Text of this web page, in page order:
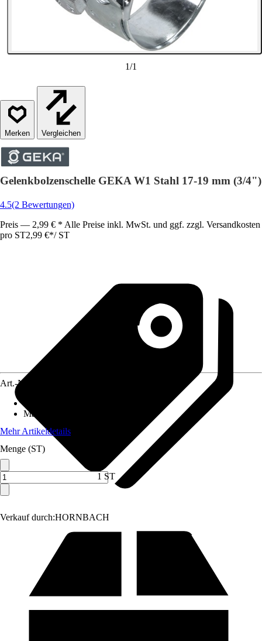
1/1
Vergleichen
Gelenkbolzenschelle GEKA W1 Stahl 17-19 mm (3/4")
4.5(2 Bewertungen)
Preis — 2,99 € * Alle Preise inkl. MwSt. und ggf. zzgl. Versandkosten
pro ST2,99 €*/ ST
Verkauf durch:HORNBACH
Art.-Nr.
Material
Mehr Artikeldetails
Menge (ST)
1 ST